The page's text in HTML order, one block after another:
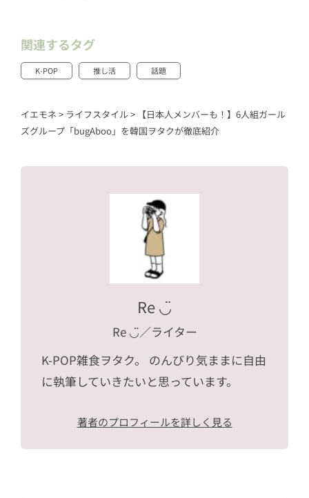
関連するタグ
K-POP 推し活 話題
イエモネ > ライフスタイル> 【日本人メンバーも！】6人組ガール
ズグループ「bugAboo」を韓国ヲタクが徹底紹介
Re ◡̈
Re ◡̈／ライター
K-POP雑食ヲタク。 のんびり気ままに自由
に執筆していきたいと思っています。
著者のプロフィールを詳しく見る